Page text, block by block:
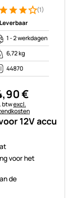
12V accu
voor het
de
4 van 5 (1
(1)
Leverbaar
1 - 2 werkdagen
6,72 kg
44870
,90€
btwexcl.